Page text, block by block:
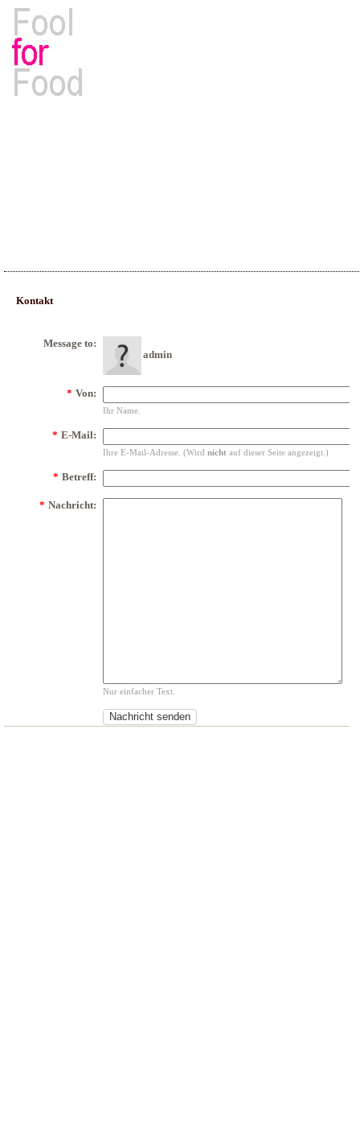
Kontakt
Message to:
admin
* Von:
Ihr Name.
* E-Mail:
Ihre E-Mail-Adresse. (Wird nicht auf dieser Seite angezeigt.)
* Betreff:
* Nachricht:
Nur einfacher Text.